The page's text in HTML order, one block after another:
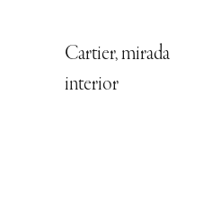
Cartier, mirada
interior